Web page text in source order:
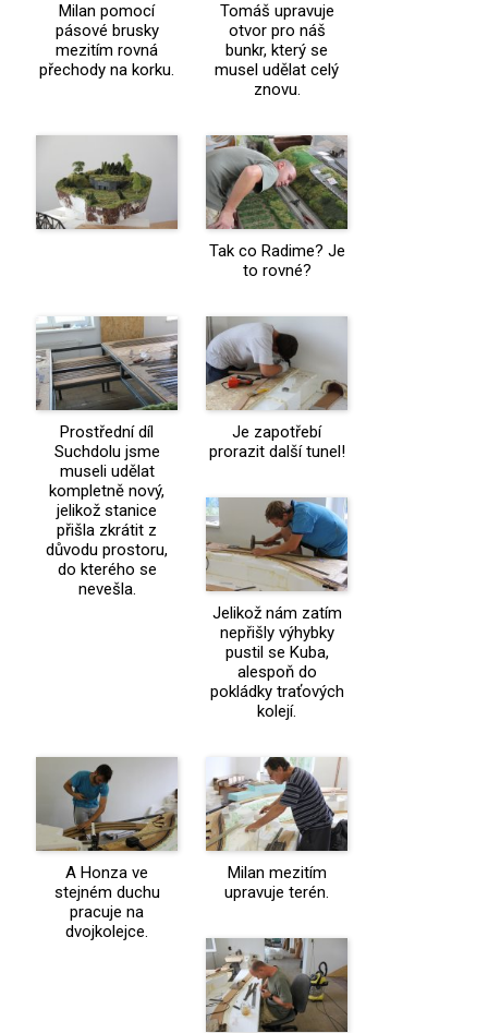
Milan pomocí
pásové brusky
mezitím rovná
přechody na korku.
Tomáš upravuje
otvor pro náš
bunkr, který se
musel udělat celý
znovu.
Tak co Radime? Je
to rovné?
Prostřední díl
Suchdolu jsme
museli udělat
kompletně nový,
jelikož stanice
přišla zkrátit z
důvodu prostoru,
do kterého se
nevešla.
Je zapotřebí
prorazit další tunel!
Jelikož nám zatím
nepřišly výhybky
pustil se Kuba,
alespoň do
pokládky traťových
kolejí.
A Honza ve
stejném duchu
pracuje na
dvojkolejce.
Milan mezitím
upravuje terén.